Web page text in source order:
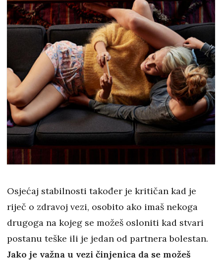
Osjećaj stabilnosti također je kritičan kad je
riječ o zdravoj vezi, osobito ako imaš nekoga
drugoga na kojeg se možeš osloniti kad stvari
postanu teške ili je jedan od partnera bolestan.
Jako je važna u vezi činjenica da se možeš